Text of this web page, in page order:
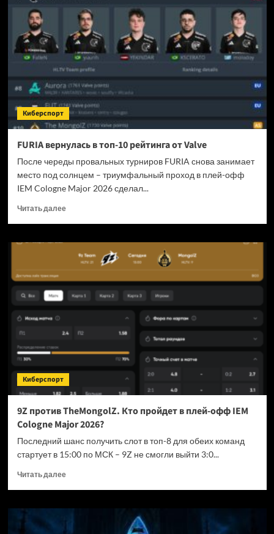
крупное
обновление
6.5
Киберспорт
FURIA вернулась в топ-10 рейтинга от Valve
После череды провальных турниров FURIA снова занимает
место под солнцем – триумфальный проход в плей-офф
IEM Cologne Major 2026 сделал...
Читать далееПрочитать
FURIA
вернулась
рейтинга
от
Киберспорт
9Z против TheMongolZ. Кто пройдет в плей-офф IEM
Cologne Major 2026?
Последний шанс получить слот в топ-8 для обеих команд
стартует в 15:00 по МСК – 9Z не смогли выйти 3:0...
Читать далееПрочитать
9Z
TheMongolZ.